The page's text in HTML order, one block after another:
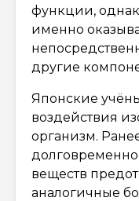
функции,
именно
другие
Японские
воздействия
организм.
веществ
аналогичные